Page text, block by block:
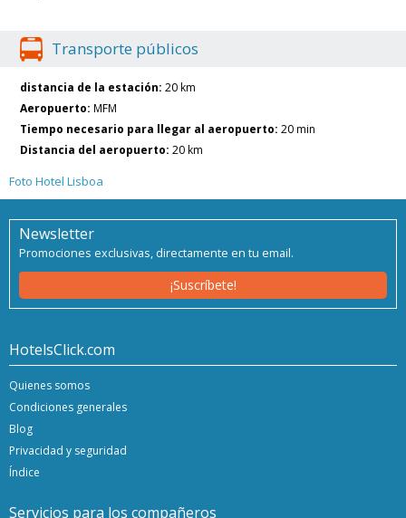
Transporte públicos
distancia de la estación: 20 km
Aeropuerto: MFM
Tiempo necesario para llegar al aeropuerto: 20 min
Distancia del aeropuerto: 20 km
Foto Hotel Lisboa
Newsletter
Promociones exclusivas, directamente en tu email.
¡Suscríbete!
HotelsClick.com
Quienes somos
Condiciones generales
Blog
Privacidad y seguridad
Índice
Servicios para los compañeros